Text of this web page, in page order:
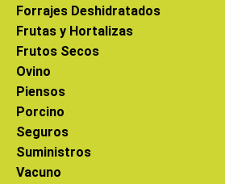
Forrajes Deshidratados
Frutas y Hortalizas
Frutos Secos
Ovino
Piensos
Porcino
Seguros
Suministros
Vacuno